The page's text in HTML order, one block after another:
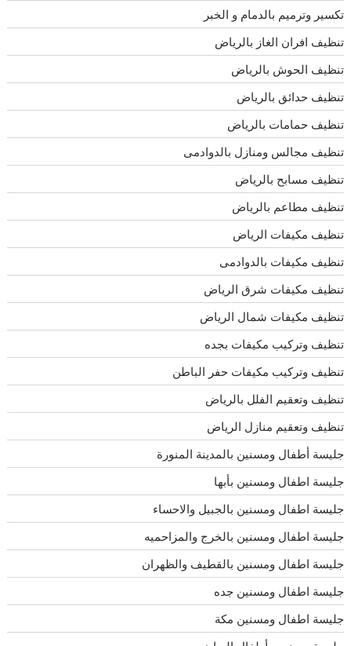
تكسير وترميم بالدمام و الخبر
تنظيف افران الغاز بالرياض
تنظيف الحوش بالرياض
تنظيف حدائق بالرياض
تنظيف حمامات بالرياض
تنظيف مجالس ومنازل بالدوادمى
تنظيف مسابح بالرياض
تنظيف مطاعم بالرياض
تنظيف مكيفات الرياض
تنظيف مكيفات بالدوادمى
تنظيف مكيفات شرق الرياض
تنظيف مكيفات شمال الرياض
تنظيف وتركيب مكيفات بجده
تنظيف وتركيب مكيفات حفر الباطن
تنظيف وتعقيم الفلل بالرياض
تنظيف وتعقيم منازل الرياض
جليسة أطفال ومسنين بالمدينة المنورة
جليسة اطفال ومسنين بأبها
جليسة اطفال ومسنين بالجبيل والاحساء
جليسة اطفال ومسنين بالخرج والمزاحميه
جليسة اطفال ومسنين بالقطيف والظهران
جليسة اطفال ومسنين جده
جليسة اطفال ومسنين مكة